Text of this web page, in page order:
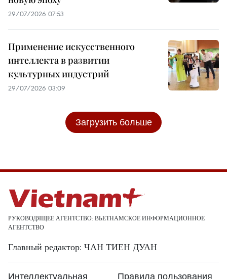
29/07/2026 07:53
Применение искусственного
интеллекта в развитии
культурных индустрий
29/07/2026 03:09
Загрузить больше
РУКОВОДЯЩЕЕ АГЕНТСТВО: ВЬЕТНАМСКОЕ ИНФОРМАЦИОННОЕ
АГЕНТСТВО
Главный редактор: ЧАН ТИЕН ДУАН
Интеллектуальная Правила пользования